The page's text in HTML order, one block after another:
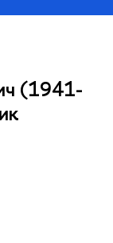
(1941-